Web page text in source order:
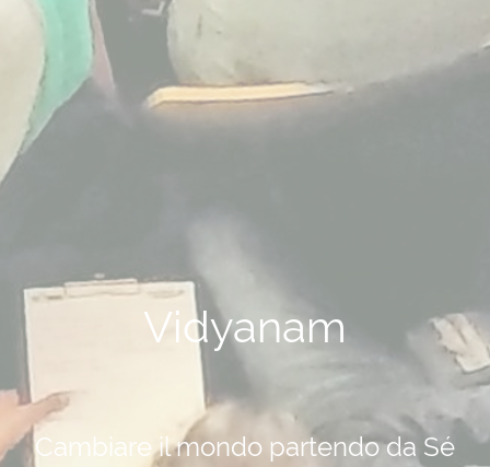
Vidyanam
Cambiare il mondo partendo da Sé